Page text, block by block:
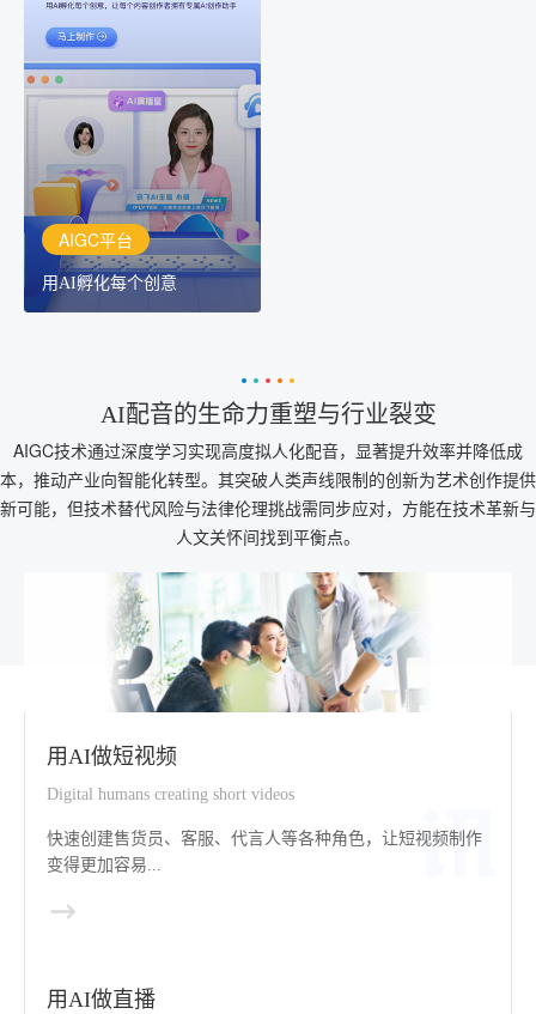
AIGC平台
用AI孵化每个创意
AIGC平台
用AI孵化每个创意
讯飞AIGC平台：让每个创
作者都拥有自己的专注AI
创作助手
AI配音的生命力重塑与行业裂变
AIGC技术通过深度学习实现高度拟人化配音，显著提升效率并降低成
本，推动产业向智能化转型。其突破人类声线限制的创新为艺术创作提供
新可能，但技术替代风险与法律伦理挑战需同步应对，方能在技术革新与
人文关怀间找到平衡点。
用AI做短视频
Digital humans creating short videos
快速创建售货员、客服、代言人等各种角色，让短视频制作
变得更加容易...
用AI做直播